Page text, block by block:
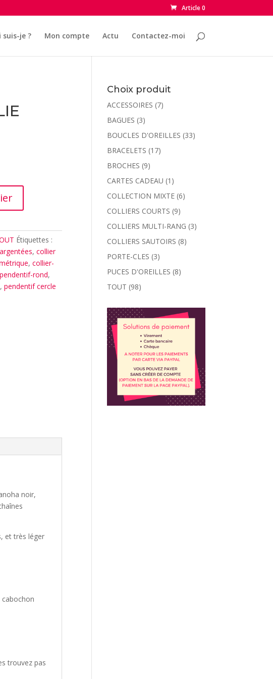
Article 0
suis-je ? Mon compte Actu Contactez-moi
Étiquettes :
,collier
,collier-
rond,
,pendentif cercle
noir,
et très léger
trouvez pas
Choix produit
ACCESSOIRES (7)
BAGUES (3)
BOUCLES D'OREILLES (33)
BRACELETS (17)
BROCHES (9)
CARTES CADEAU (1)
COLLECTION MIXTE (6)
COLLIERS COURTS (9)
COLLIERS MULTI-RANG (3)
COLLIERS SAUTOIRS (8)
PORTE-CLES (3)
PUCES D'OREILLES (8)
TOUT (98)